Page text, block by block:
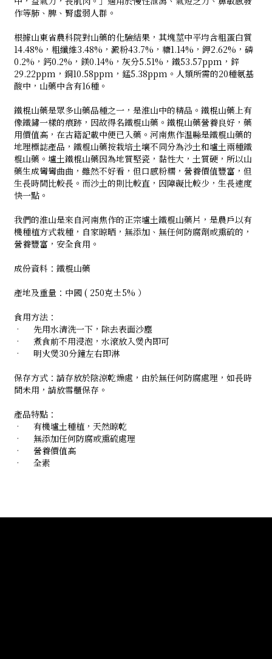
作等肺、脾、腎虛弱人群。
根據山東省農科院對山藥的化驗結果，其塊莖中平均含粗蛋白質
14.48%，粗纖維3.48%，澱粉43.7%，糖1.14%，鉀2.62%，磷
0.2%，鈣0.2%，鎂0.14%，灰分5.51%，鐵53.57ppm，鋅
29.22ppm，銅10.58ppm，錳5.38ppm。人類所需的20種氨基
酸中，山藥中含有16種。
鐵棍山藥是眾多山藥品種之一，是淮山中的精品。鐵棍山藥上有
像鐵鏽一樣的痕跡，因故得名鐵棍山藥。鐵棍山藥營養良好，藥
用價值高，在古籍記載中便已入藥。河南焦作温縣是鐵棍山藥的
地理標誌產品，鐵棍山藥按栽培土壤不同分為沙土和壚土兩種鐵
棍山藥。壚土鐵棍山藥因為地質堅瓷，黏性大，土質硬，所以山
藥生成彎彎曲曲，雖然不好看，但口感粉糯，營養價值豐富，但
生長時間比較長。而沙土的則比較直，因障礙比較少，生長速度
快一點。
我們的淮山是來自河南焦作的正宗壚土鐵棍山藥片，是農戶以有
機種植方式栽種，自家晾晒，無添加、無任何防腐劑或熏硫的，
營養豐富，安全食用。
成份資料：鐵棍山藥
產地及重量：中國 ( 250克±5% ）
食用方法：
•
先用水清洗一下，除去表面沙塵
•
煮食前不用浸泡，水滾放入煲內即可
•
明火煲30分鐘左右即淋
保存方式：請存放於陰涼乾燥處，由於無任何防腐處理，如長時
間未用，請放雪櫃保存。
產品特點：
•
有機壚土種植，天然晾乾
•
無添加任何防腐或熏硫處理
•
營養價值高
•
全素